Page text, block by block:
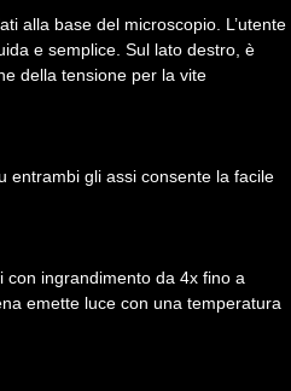
alla base del microscopio. L’utente
e semplice. Sul lato destro, è
della tensione per la vite
entrambi gli assi consente la facile
con ingrandimento da 4x fino a
emette luce con una temperatura